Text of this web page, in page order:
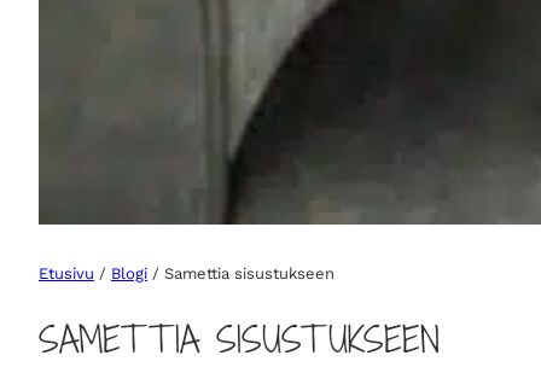
Etusivu / Blogi / Samettia sisustukseen
SAMETTIA SISUSTUKSEEN